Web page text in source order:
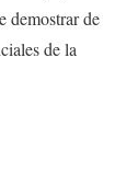
demostrar de
de la